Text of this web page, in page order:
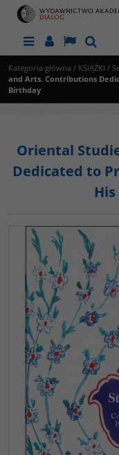
MenuPanelLangSzukaj
Kategoria główna / KSIĄŻKI /
and Arts. Contributions
Birthday
Oriental
Dedicated to